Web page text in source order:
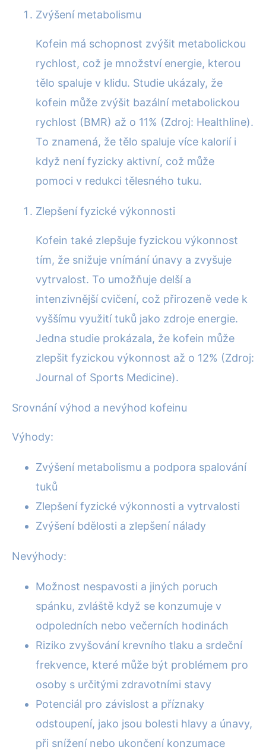
Zvýšení metabolismu
Kofein má schopnost zvýšit metabolickou
rychlost, což je množství energie, kterou
tělo spaluje v klidu. Studie ukázaly, že
kofein může zvýšit bazální metabolickou
rychlost (BMR) až o 11% (Zdroj: Healthline).
To znamená, že tělo spaluje více kalorií i
když není fyzicky aktivní, což může
pomoci v redukci tělesného tuku.
Zlepšení fyzické výkonnosti
Kofein také zlepšuje fyzickou výkonnost
tím, že snižuje vnímání únavy a zvyšuje
vytrvalost. To umožňuje delší a
intenzivnější cvičení, což přirozeně vede k
vyššímu využití tuků jako zdroje energie.
Jedna studie prokázala, že kofein může
zlepšit fyzickou výkonnost až o 12% (Zdroj:
Journal of Sports Medicine).
Srovnání výhod a nevýhod kofeinu
Výhody:
Zvýšení metabolismu a podpora spalování
tuků
Zlepšení fyzické výkonnosti a vytrvalosti
Zvýšení bdělosti a zlepšení nálady
Nevýhody:
Možnost nespavosti a jiných poruch
spánku, zvláště když se konzumuje v
odpoledních nebo večerních hodinách
Riziko zvyšování krevního tlaku a srdeční
frekvence, které může být problémem pro
osoby s určitými zdravotními stavy
Potenciál pro závislost a příznaky
odstoupení, jako jsou bolesti hlavy a únavy,
při snížení nebo ukončení konzumace